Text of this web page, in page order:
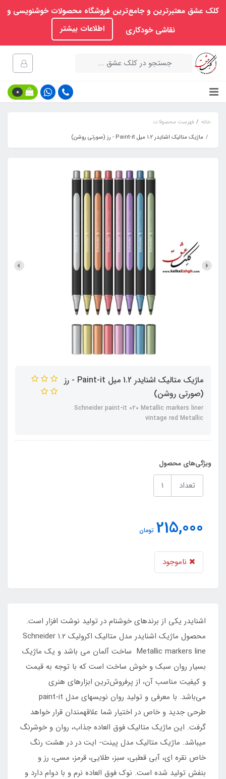
کلک عشق معتبرترین و جامع‌ترین فروشگاه محصولات خوشنویسی و
نقاشی خودکاری
اطلاعات بیشتر
0
خانه
فهرست محصولات
ماژیک متالیک اشنایدر 1.2 میل Paint-it - رز (صورتی روشن)
ماژیک متالیک اشنایدر 1.2 میل Paint-it - رز
(صورتی روشن)
Schneider paint-it 020 Metallic markers liner
vintage red Metallic
ویژگی‌های محصول
تعداد
215,000 تومان
ناموجود
اشنایدر یکی از برندهای خوشنام در تولید نوشت افزار است.
محصول ماژیک اشنایدر مدل متالیک اکرولیک 1.2 Schneider
Metallic markers line ساخت آلمان می باشد و یک ماژیک
بسیار روان سبک و خوش ساخت است که با توجه به قیمت
و کیفیت مناسب آن، از پرفروش‌ترین ابزارهای هنری
می‌باشد. با معرفی و تولید روان نویسهای مدل paint-it
طرحی جدید و خاص در اختیار شما علاقه‏مندان قرار خواهد
گرفت. این ماژیک متالیک فوق العاده جذاب، روان و خوشرنگ
می‏باشد. ماژیک متالیک مدل پینت- ایت در در هشت رنگ
خاص نقره ای، آبی قطبی، سبز، طلایی، قرمز، مسی، رز و
بنفش تولید شده است. نوک فوق العاده نرم و با دوام دارد و